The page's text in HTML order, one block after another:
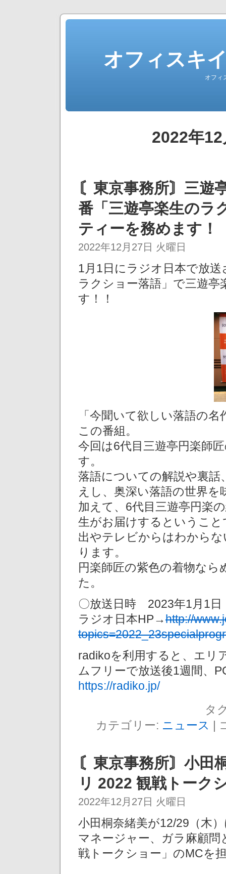
オフィスキ
オフィ
2022年
〘東京事務所〙三遊
番「三遊亭楽生のラ
ティーを務めます！
2022年12月27日 火曜日
1月1日にラジオ日本で放
ラクショー落語」で三遊
す！！
「今聞いて欲しい落語の
この番組。
今回は6代目三遊亭円楽師
す。
落語についての解説や裏話
えし、奥深い落語の世界
加えて、6代目三遊亭円楽
生がお届けするというこ
出やテレビからはわから
ります。
円楽師匠の紫色の着物な
た。
〇放送日時 2023年1月1日
ラジオ日本HP→http://
radikoを利用すると、エリ
ムフリーで放送後1週間、
https://radiko.jp/
タ
カテゴリー: ニュース |
〘東京事務所〙小田
リ 2022 観戦トーク
2022年12月27日 火曜日
小田桐奈緒美が12/29（木
マネージャー、ガラ麻顧問
戦トークショー」のMCを